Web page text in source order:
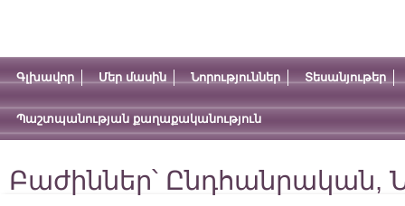
Գլխավոր Մեր մասին Նորություններ Տեսանյութեր
Պաշտպանության քաղաքականություն
Բաժիններ՝ Ընդհանրական,